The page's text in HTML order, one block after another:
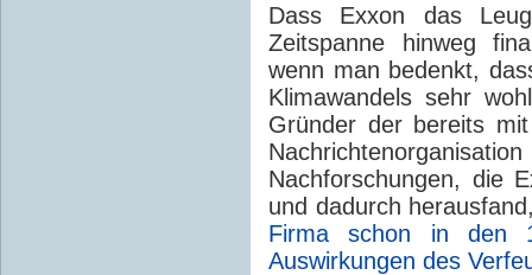
Dass Exxon das
Zeitspanne hinweg
wenn man bedenkt,
Klimawandels sehr
Gründer der bereits
Nachforschungen, die
und dadurch
Firma schon in den
Auswirkungen des